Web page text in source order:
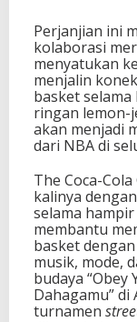
Perjanjian ini
kolaborasi
menyatukan
menjalin
basket
ringan lemon-
akan menjadi
dari NBA di
The Coca-
kalinya
selama
membantu
basket
musik, mode,
budaya “Obey
Dahagamu”
turnamen